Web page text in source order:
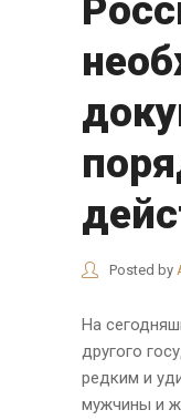
Posted by
На
другого
редким и
мужчины и